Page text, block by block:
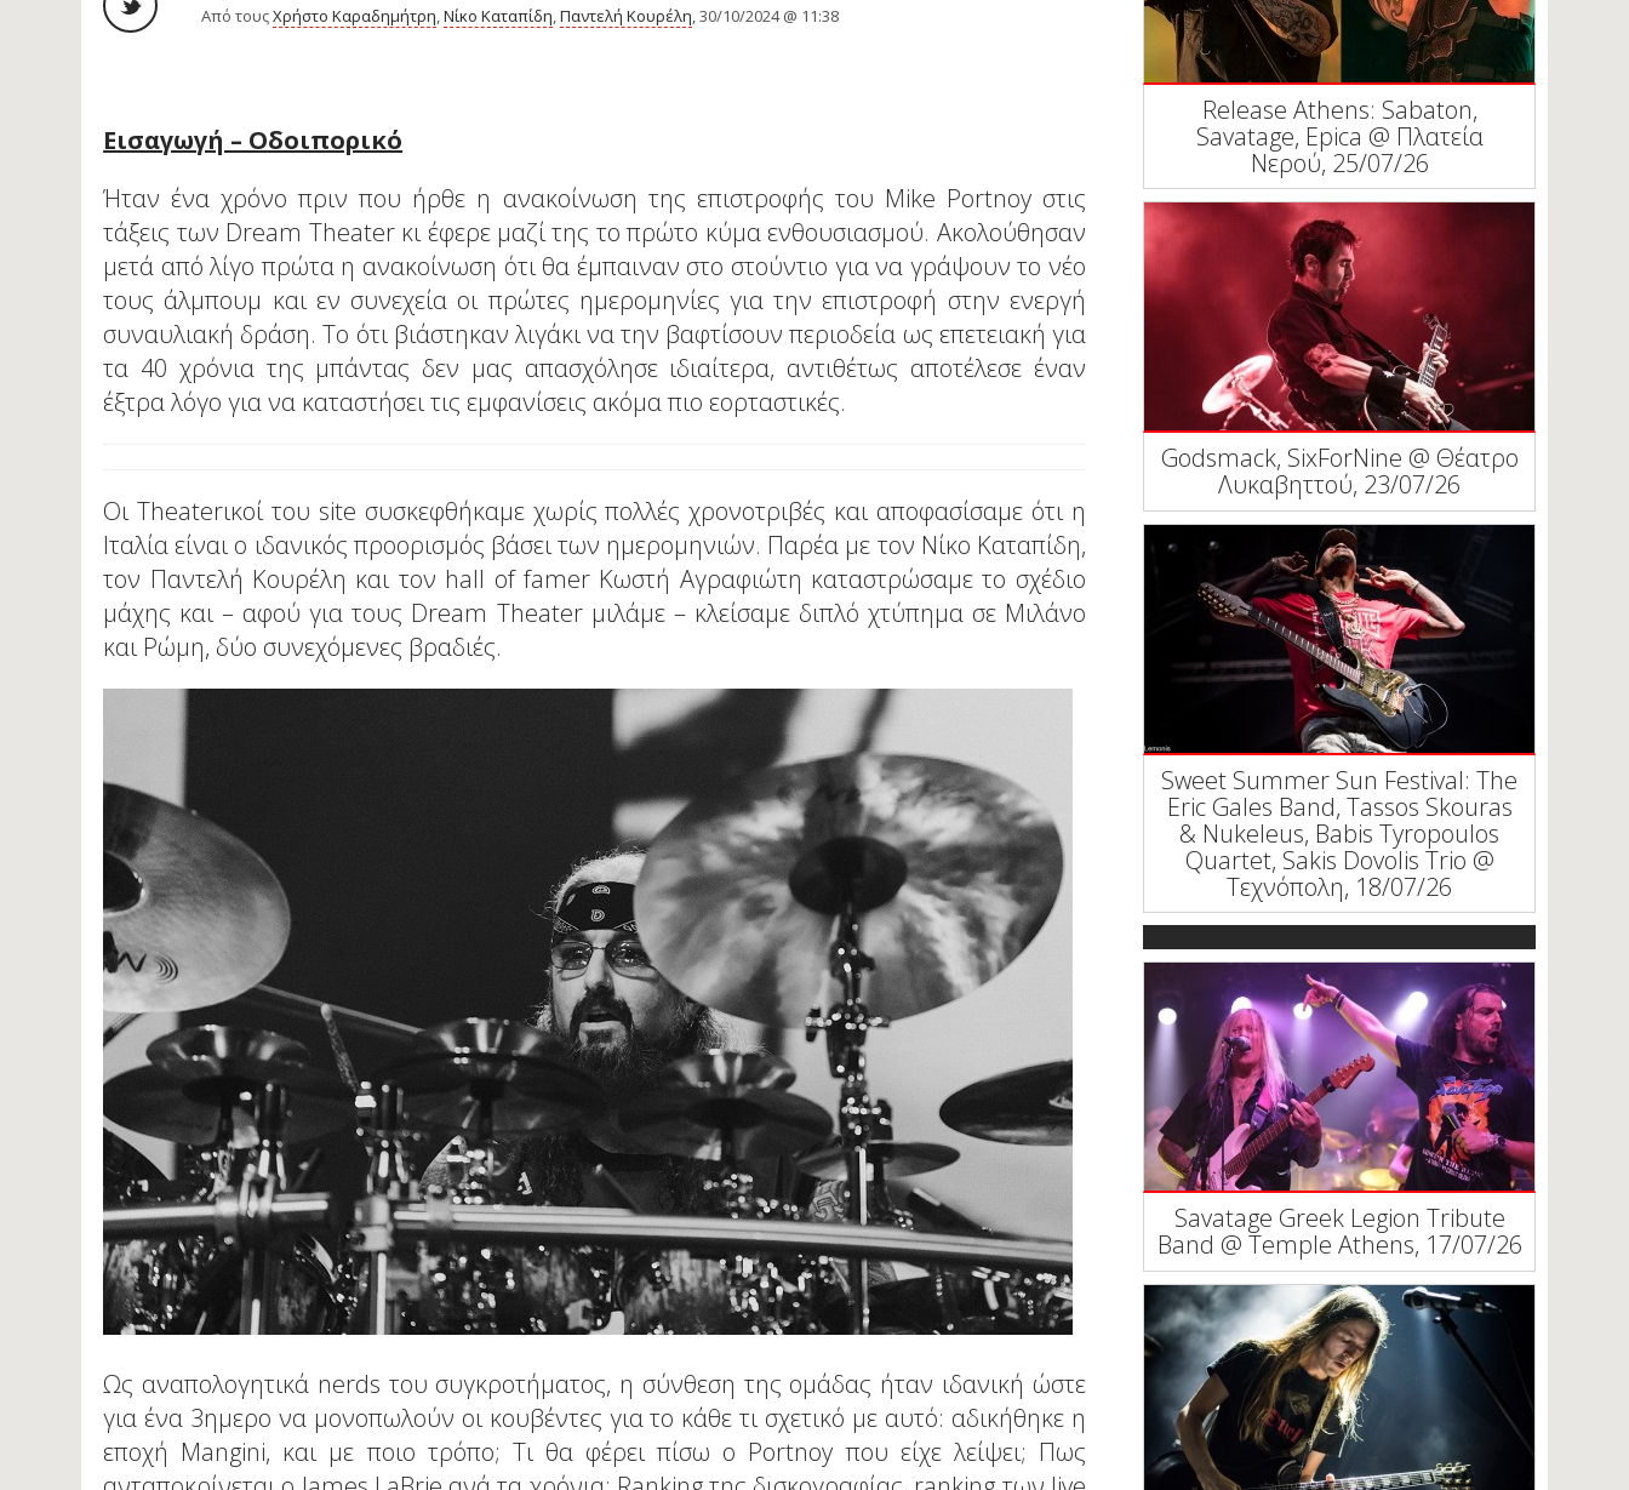
Από τουςΧρήστο Καραδημήτρη,Νίκο Καταπίδη,Παντελή Κουρέλη, 30/10/2024 @ 11:38
Εισαγωγή – Οδοιπορικό
Ήταν ένα χρόνο πριν που ήρθε η ανακοίνωση της επιστροφής του Mike Portnoy στις
τάξεις των Dream Theater κι έφερε μαζί της το πρώτο κύμα ενθουσιασμού. Ακολούθησαν
μετά από λίγο πρώτα η ανακοίνωση ότι θα έμπαιναν στο στούντιο για να γράψουν το νέο
τους άλμπουμ και εν συνεχεία οι πρώτες ημερομηνίες για την επιστροφή στην ενεργή
συναυλιακή δράση. Το ότι βιάστηκαν λιγάκι να την βαφτίσουν περιοδεία ως επετειακή για
τα 40 χρόνια της μπάντας δεν μας απασχόλησε ιδιαίτερα, αντιθέτως αποτέλεσε έναν
έξτρα λόγο για να καταστήσει τις εμφανίσεις ακόμα πιο εορταστικές.
Οι Theaterικοί του site συσκεφθήκαμε χωρίς πολλές χρονοτριβές και αποφασίσαμε ότι η
Ιταλία είναι ο ιδανικός προορισμός βάσει των ημερομηνιών. Παρέα με τον Νίκο Καταπίδη,
τον Παντελή Κουρέλη και τον hall of famer Κωστή Αγραφιώτη καταστρώσαμε το σχέδιο
μάχης και – αφού για τους Dream Theater μιλάμε – κλείσαμε διπλό χτύπημα σε Μιλάνο
και Ρώμη, δύο συνεχόμενες βραδιές.
Ως αναπολογητικά nerds του συγκροτήματος, η σύνθεση της ομάδας ήταν ιδανική ώστε
για ένα 3ημερο να μονοπωλούν οι κουβέντες για το κάθε τι σχετικό με αυτό: αδικήθηκε η
εποχή Mangini, και με ποιο τρόπο; Τι θα φέρει πίσω ο Portnoy που είχε λείψει; Πως
Release Athens: Sabaton,
Savatage, Epica @ Πλατεία
Νερού, 25/07/26
Godsmack, SixForNine @ Θέατρο
Λυκαβηττού, 23/07/26
Sweet Summer Sun Festival: The
Eric Gales Band, Tassos Skouras
& Nukeleus, Babis Tyropoulos
Quartet, Sakis Dovolis Trio @
Τεχνόπολη, 18/07/26
Savatage Greek Legion Tribute
Band @ Temple Athens, 17/07/26